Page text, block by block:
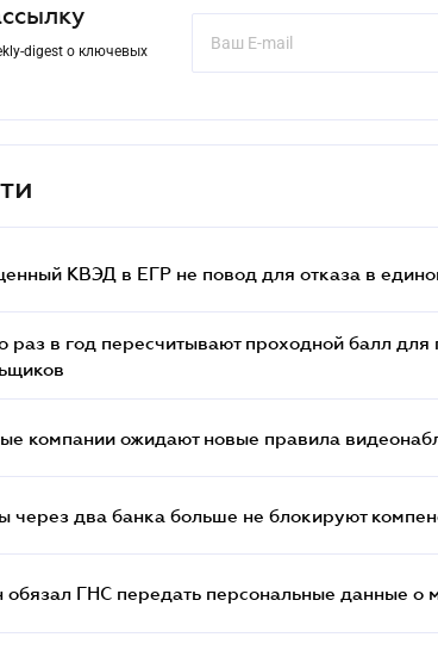
digest о ключевых
КВЭД в ЕГР не повод для отказа в
раз в год пересчитывают проходной балл
компании ожидают новые правила
через два банка больше не блокируют
обязал ГНС передать персональные данные о